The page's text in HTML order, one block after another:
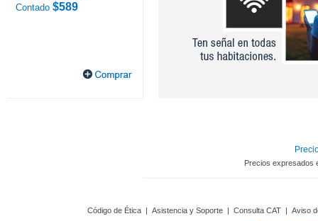
Contado $589
Precios expresados
Código de Ética | Asistencia y Soporte | Consulta CAT | Aviso